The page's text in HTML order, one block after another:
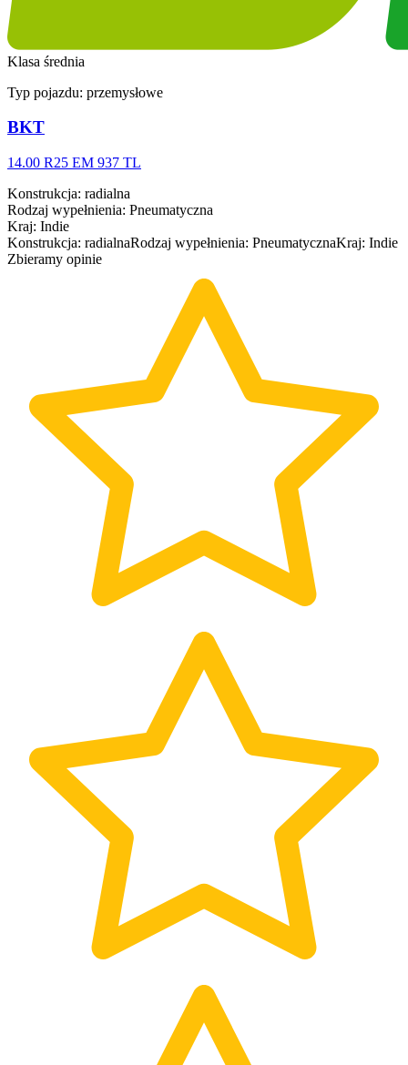
Klasa średnia
Typ pojazdu: przemysłowe
BKT
14.00 R25 EM 937 TL
Konstrukcja: radialna
Rodzaj wypełnienia: Pneumatyczna
Kraj: Indie
Konstrukcja: radialnaRodzaj wypełnienia: PneumatycznaKraj: Indie
Zbieramy opinie